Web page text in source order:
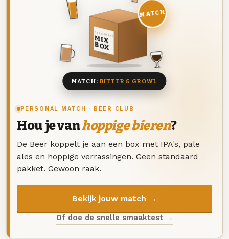
PERSONAL MATCH · BEER CLUB
Hou je vanhoppige bieren?
De Beer koppelt je aan een box met IPA's, pale
ales en hoppige verrassingen. Geen standaard
pakket. Gewoon raak.
Bekijk jouw match →
Of doe de snelle smaaktest →
DEZE MAAND
MIX
BOX
8 BIEREN
MATCH
MATCH: BITTER & GROWL